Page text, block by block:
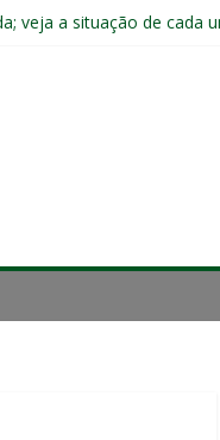
veja a situação de cada
10% dos direitos